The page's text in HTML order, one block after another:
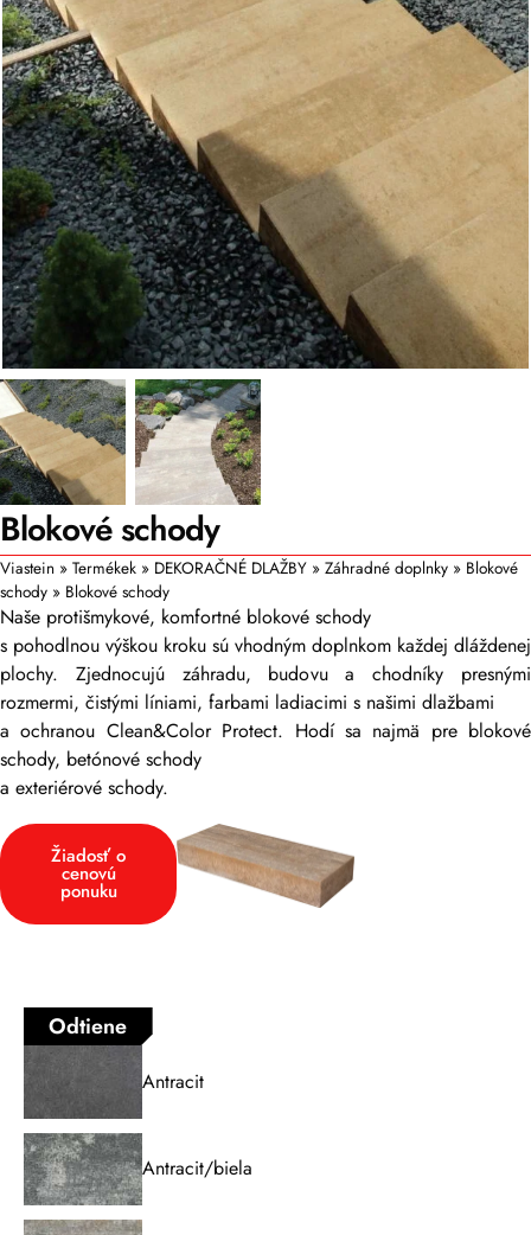
Blokové schody
Viastein » Termékek » DEKORAČNÉ DLAŽBY » Záhradné doplnky » Blokové
schody » Blokové schody
Naše protišmykové, komfortné blokové schody
s pohodlnou výškou kroku sú vhodným doplnkom každej dláždenej
plochy. Zjednocujú záhradu, budovu a chodníky presnými
rozmermi, čistými líniami, farbami ladiacimi s našimi dlažbami
a ochranou Clean&Color Protect. Hodí sa najmä pre blokové
schody, betónové schody
a exteriérové schody.
Žiadosť o
cenovú
ponuku
Odtiene
Antracit
Antracit/biela